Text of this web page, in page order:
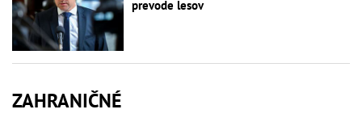
prevode lesov
ZAHRANIČNÉ